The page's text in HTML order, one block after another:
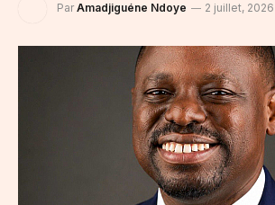
Par Amadjiguéne Ndoye 2 juillet, 2026